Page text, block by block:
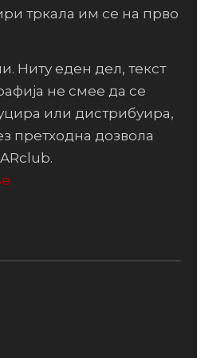
тркала им се на прво
Ниту еден дел, текст
не смее да се
или дистрибуира,
претходна дозвола